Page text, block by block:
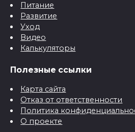
Питание
Развитие
Уход
Видео
Калькуляторы
Полезные ссылки
Карта сайта
Отказ от ответственности
Политика
О проекте